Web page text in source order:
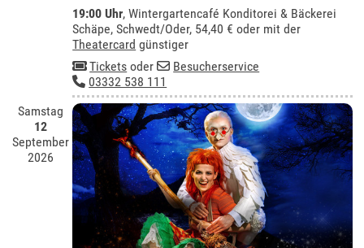
19:00 Uhr,Wintergartencafé Konditorei & Bäckerei
Schäpe, Schwedt/Oder, 54,40 € oder mit der
Theatercard günstiger
Tickets oder
Besucherservice
03332 538 111
Samstag
12
September
2026